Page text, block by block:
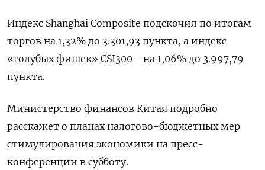
Индекс Shanghai Composite подскочил по итогам
торгов на 1,32% до 3.301,93 пункта, а индекс
«голубых фишек» CSI300 - на 1,06% до 3.997,79
пункта.
Министерство финансов Китая подробно
расскажет о планах налогово-бюджетных мер
стимулирования экономики на пресс-
конференции в субботу.